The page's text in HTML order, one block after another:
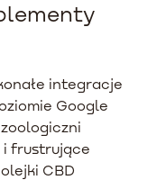
integracje
Google
frustrujące
CBD